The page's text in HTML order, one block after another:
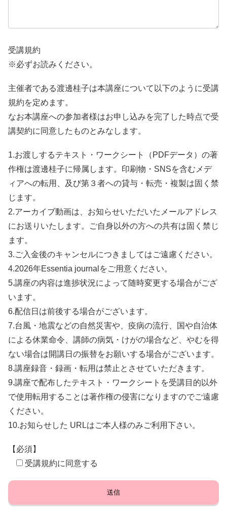
受講規約
※必ずお読みください。
主催者である渡邊桂子は本講座について以下のように受講
規約を定めます。
なお本講座への参加者様はお申し込みを完了した時点で受
講契約に同意したものとみなします。
1.お渡しするテキスト・ワークシート（PDFデータ）の著
作権は渡邊桂子に帰属します。印刷物・SNSを含むメデ
ィアへの転用、及び第３者への貸与・転売・複製は固く禁
じます。
2.アーカイブ動画は、お知らせいただいたメールアドレス
にお送りいたします。ご自身以外の方への共有は固く禁じ
ます。
3.ご入金後のキャンセルにつきましてはご遠慮ください。
4.2026年Essentia journalをご用意ください。
5.講座の内容は進捗状況によって随時変更する場合がござ
います。
6.配信日は前後する場合がございます。
7.台風・地震などの自然災害や、疫病の流行、国や自治体
による休業命令、講師の病気・けがの場合など、やむを得
ない場合は開講日の振替をお願いする場合がございます。
8.講座録音・録画・転用は禁止とさせていただきます。
9.講座で配布したテキスト・ワークシートを受講目的以外
で使用転用することは著作権の侵害になりますのでご遠慮
ください。
10.お知らせした URLはご本人様のみご利用下さい。
【必須】
受講規約に同意する